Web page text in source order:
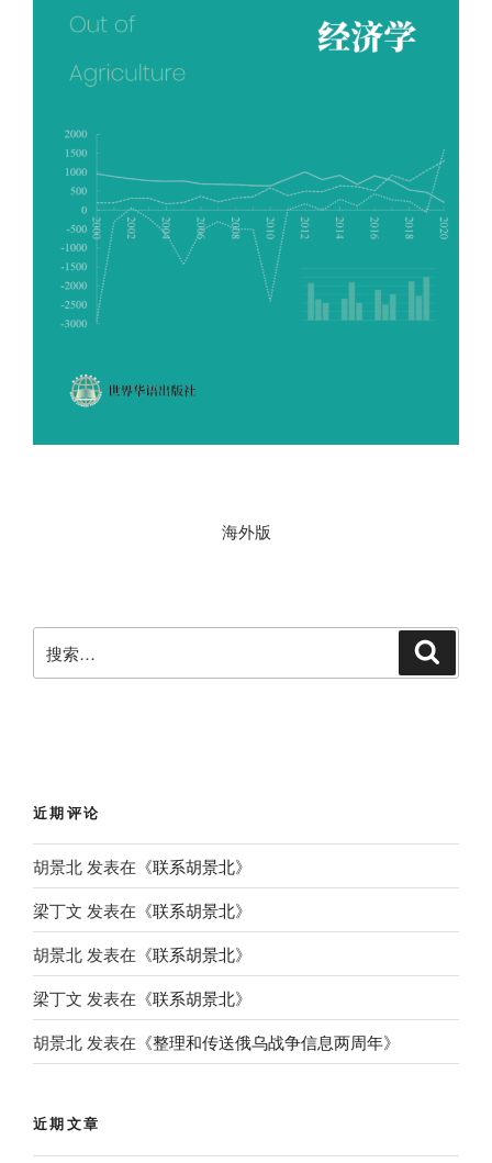
海外版
索
近期评论
胡景北 发表在《联系胡景北》
梁丁文 发表在《联系胡景北》
胡景北 发表在《联系胡景北》
梁丁文 发表在《联系胡景北》
胡景北 发表在《整理和传送俄乌战争信息两周年》
近期文章